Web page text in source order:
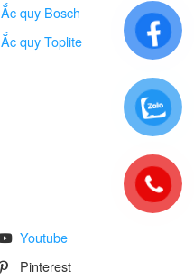
Ắc quy Bosch
Ắc quy Toplite
Youtube
Pinterest